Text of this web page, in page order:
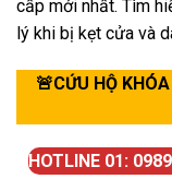
cấp mới nhất. Tìm
lý khi bị kẹt cửa và
🚨CỨU HỘ
HOTLINE 01: